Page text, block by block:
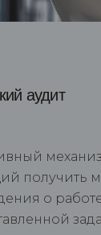
аудит
получить
о